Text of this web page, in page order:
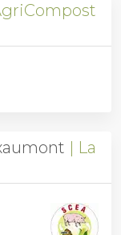
La